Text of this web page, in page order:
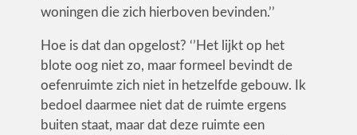
woningen die zich hierboven bevinden.’’
Hoe is dat dan opgelost? ‘’Het lijkt op het
blote oog niet zo, maar formeel bevindt de
oefenruimte zich niet in hetzelfde gebouw. Ik
bedoel daarmee niet dat de ruimte ergens
buiten staat, maar dat deze ruimte een